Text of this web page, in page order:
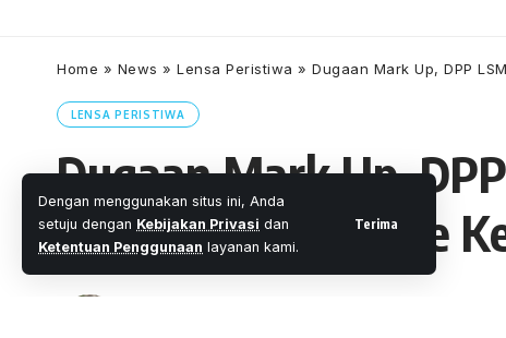
Dengan menggunakan situs ini, Anda
setuju dengan Kebijakan Privasi dan
Ketentuan Penggunaan layanan kami.
Terima
Home » News » Lensa Peristiwa » Dugaan Mark Up, DPP
LENSA PERISTIWA
Dugaan Mark Up,
Diskominfo Kota ke